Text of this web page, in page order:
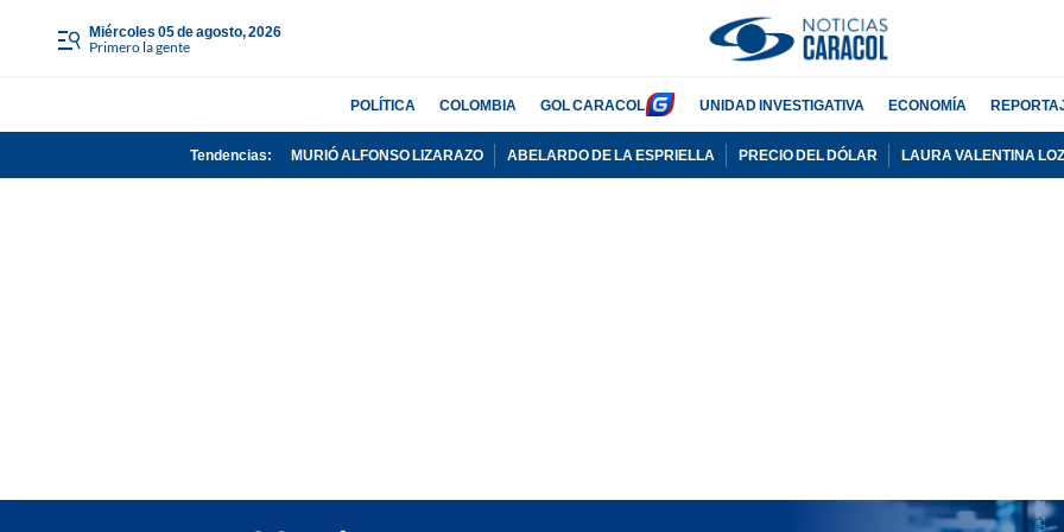
miércoles 05 de agosto, 2026
Primero la gente
POLÍTICA COLOMBIA GOL CARACOL UNIDAD INVESTIGATIVA ECONOMÍA
Tendencias: MURIÓ ALFONSO LIZARAZO ABELARDO DE LA ESPRIELLA PRECIO DEL DÓLAR LAURA VALENTINA